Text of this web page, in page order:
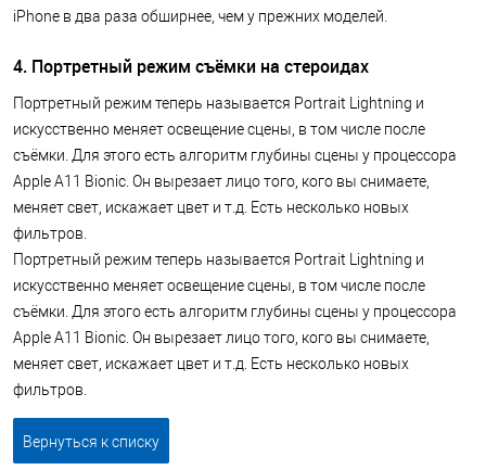
iPhone в два раза обширнее, чем у прежних моделей.
4. Портретный режим съёмки на стероидах
Портретный режим теперь называется Portrait Lightning и
искусственно меняет освещение сцены, в том числе после
съёмки. Для этого есть алгоритм глубины сцены у процессора
Apple A11 Bionic. Он вырезает лицо того, кого вы снимаете,
меняет свет, искажает цвет и т.д. Есть несколько новых
фильтров.
Портретный режим теперь называется Portrait Lightning и
искусственно меняет освещение сцены, в том числе после
съёмки. Для этого есть алгоритм глубины сцены у процессора
Apple A11 Bionic. Он вырезает лицо того, кого вы снимаете,
меняет свет, искажает цвет и т.д. Есть несколько новых
фильтров.
Вернуться к списку